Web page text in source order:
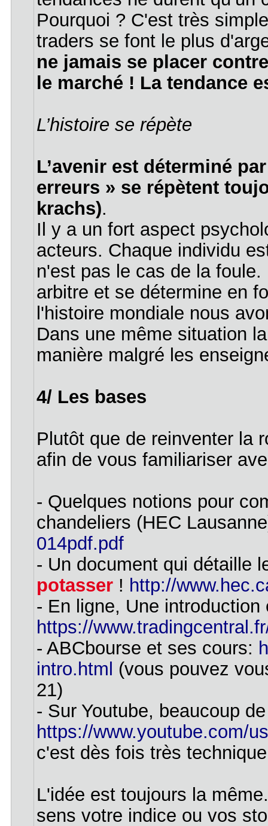
Pourquoi ? C'est très
traders se font le plus
ne jamais se placer
le marché ! La tendance
L’histoire se répète
L’avenir est déterminé
erreurs » se répètent
krachs).
Il y a un fort aspect
acteurs. Chaque individu
n'est pas le cas de la
arbitre et se détermine en
l'histoire mondiale nous
Dans une même situation
manière malgré les
4/ Les bases
Plutôt que de reinventer la
afin de vous familiariser
- Quelques notions pour
chandeliers (HEC
014pdf.pdf
- Un document qui détaille
potasser! http://
- En ligne, Une introduction
https://
- ABCbourse et ses cours:
intro.html (vous pouvez
21)
- Sur Youtube, beaucoup
https://www.youtube.com/
c'est dès fois très
L'idée est toujours la
sens votre indice ou vos